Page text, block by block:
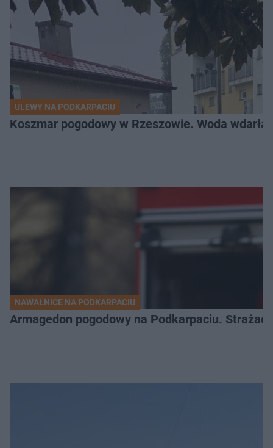
ULEWY NA PODKARPACIU
Koszmar pogodowy w Rzeszowie. Woda
NAWAŁNICE NA PODKARPACIU
Armagedon pogodowy na Podkarpaciu.